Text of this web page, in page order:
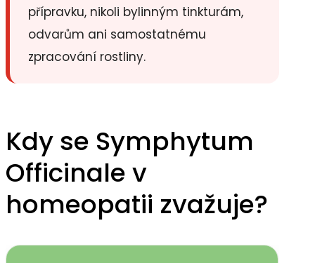
přípravku, nikoli bylinným tinkturám,
odvarům ani samostatnému
zpracování rostliny.
Kdy se Symphytum
Officinale v
homeopatii zvažuje?